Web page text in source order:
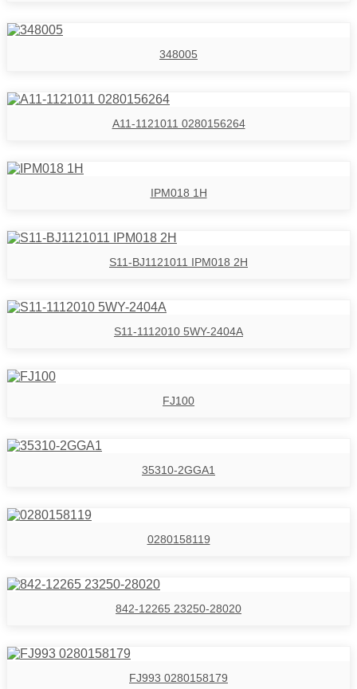
348005
A11-1121011 0280156264
IPM018 1H
S11-BJ1121011 IPM018 2H
S11-1112010 5WY-2404A
FJ100
35310-2GGA1
0280158119
842-12265 23250-28020
FJ993 0280158179